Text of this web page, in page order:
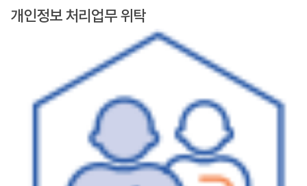
개인정보 처리업무 위탁